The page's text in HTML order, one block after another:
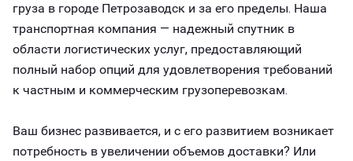
груза в городе Петрозаводск и за его пределы. Наша
транспортная компания — надежный спутник в
области логистических услуг, предоставляющий
полный набор опций для удовлетворения требований
к частным и коммерческим грузоперевозкам.
Ваш бизнес развивается, и с его развитием возникает
потребность в увеличении объемов доставки? Или